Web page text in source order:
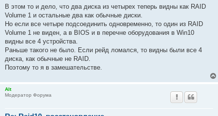
В этом то и дело, что два диска из четырех теперь видны как RAID
Volume 1 и остальные два как обычные диски.
Но если все четыре подсоединить одновременно, то один из RAID
Volume 1 не виден, а в BIOS и в перечне оборудования в Win10
видны все 4 устройства.
Раньше такого не было. Если рейд ломался, то видны были все 4
диска, как обычные не RAID.
Поэтому то я в замешательстве.
Alt
Модератор Форума